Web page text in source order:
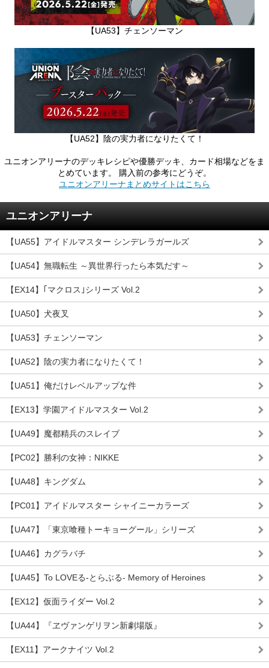
【UA53】チェンソーマン
【UA52】陰の実力者になりたくて！
ユニオンアリーナのデッキレシピや優勝デッキ、カード相場などをま
とめています。 購入前の参考にどうぞ。
ユニオンアリーナまとめサイトはこちら
ユニオンアリーナ
【UA55】アイドルマスター シンデレラガールズ
【UA54】無職転生 ～異世界行ったら本気だす～
【EX14】｢マクロス｣シリーズ Vol.2
【UA50】犬夜叉
【UA53】チェンソーマン
【UA52】陰の実力者になりたくて！
【UA51】俺だけレベルアップな件
【EX13】学園アイドルマスター Vol.2
【UA49】魔都精兵のスレイブ
【PC02】勝利の女神：NIKKE
【UA48】キングダム
【PC01】アイドルマスター シャイニーカラーズ
【UA47】「東京喰種トーキョーグール」シリーズ
【UA46】カグラバチ
【UA45】To LOVEる-とらぶる- Memory of Heroines
【EX12】仮面ライダー Vol.2
【UA44】『ヱヴァンゲリヲン新劇場版』
【EX11】アークナイツ Vol.2